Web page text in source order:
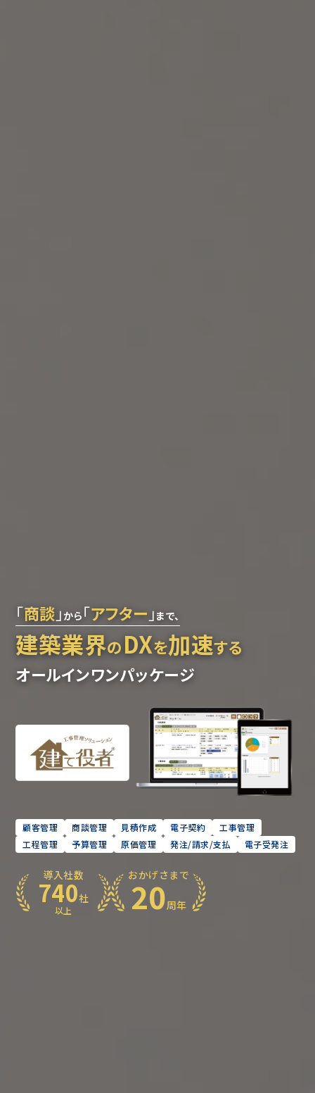
「商談 」 から 「アフター 」 まで、
建築業界のDXを加速する
オールインワンパッケージ
顧客管理 商談管理 見積作成 電子契約
工事管理
工程管理
予算管理 原価管理 発注/請求/支払 電子受発注
導入社数
740社
以上
おかげさまで
20周年